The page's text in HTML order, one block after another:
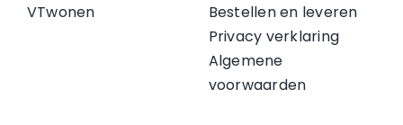
VTwonen
Bestellen en leveren
Privacy verklaring
Algemene
voorwaarden